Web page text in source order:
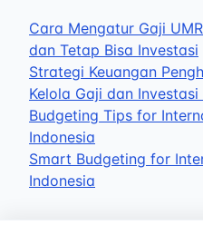
Cara Mengatur Gaji
dan Tetap Bisa Investasi
Strategi Keuangan
Kelola Gaji dan
Budgeting Tips for
Indonesia
Smart Budgeting for
Indonesia